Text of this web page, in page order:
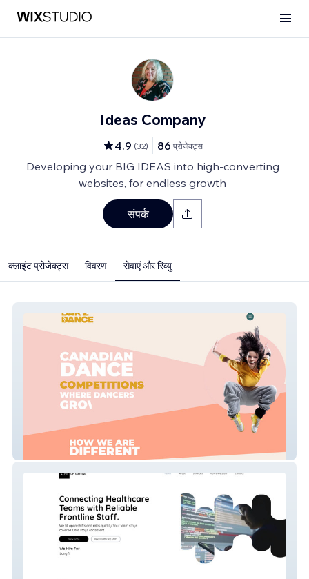
Ideas Company
4.9 (32) 86 प्रोजेक्ट्स
Developing your BIG IDEAS into high-converting
websites, for endless growth
संपर्क
क्लाइंट प्रोजेक्ट्स विवरण सेवाएं और रिव्यु
Bak 2 Dance